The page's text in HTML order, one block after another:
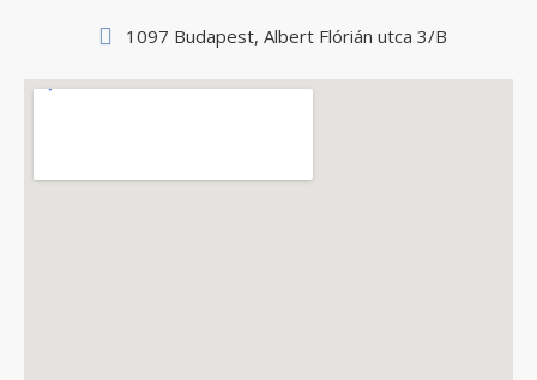
1097 Budapest, Albert Flórián utca 3/B